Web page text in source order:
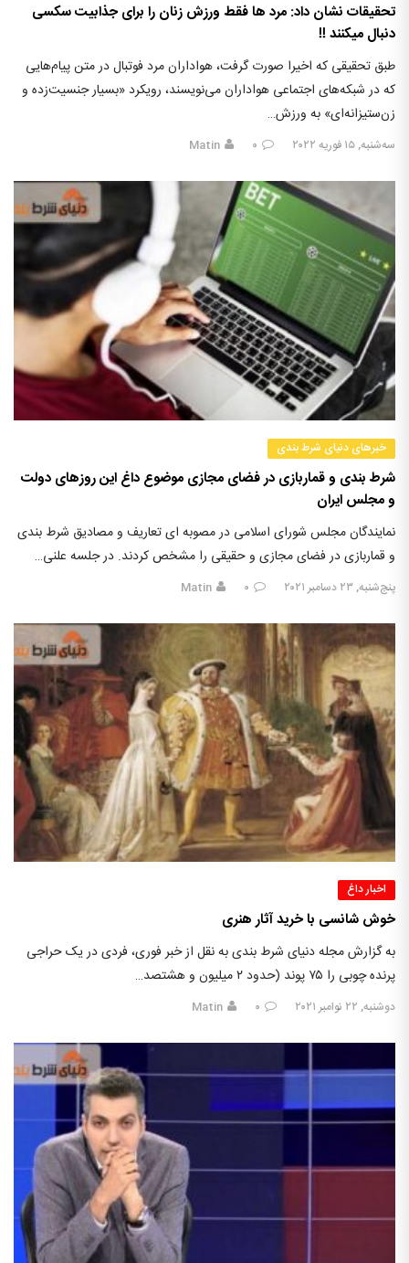
تحقیقات نشان داد: مرد ها فقط ورزش زنان را برای جذابیت سکسی
دنبال میکنند !!
طبق تحقیقی که اخیرا صورت گرفت، هواداران مرد فوتبال در متن پیام‌هایی
که در شبکه‌های اجتماعی هواداران می‌نویسند، رویکرد «بسیار جنسیت‌زده و
زن‌ستیزانه‌ای» به ورزش…
سه‌شنبه, ۱۵ فوریه ۲۰۲۲ ۰ Matin
خبرهای دنیای شرط بندی
شرط بندی و قماربازی در فضای مجازی موضوع داغ این روزهای دولت
و مجلس ایران
نمایندگان مجلس شورای اسلامی در مصوبه ای تعاریف و مصادیق شرط بندی
و قماربازی در فضای مجازی و حقیقی را مشخص کردند. در جلسه علنی…
پنج‌شنبه, ۲۳ دسامبر ۲۰۲۱ ۰ Matin
اخبار داغ
خوش‌ شانسی با خرید آثار هنری
به گزارش مجله دنیای شرط بندی به نقل از خبر فوری، فردی در یک حراجی
پرنده چوبی را ۷۵ پوند (حدود ۲ میلیون و هشتصد…
دوشنبه, ۲۲ نوامبر ۲۰۲۱ ۰ Matin